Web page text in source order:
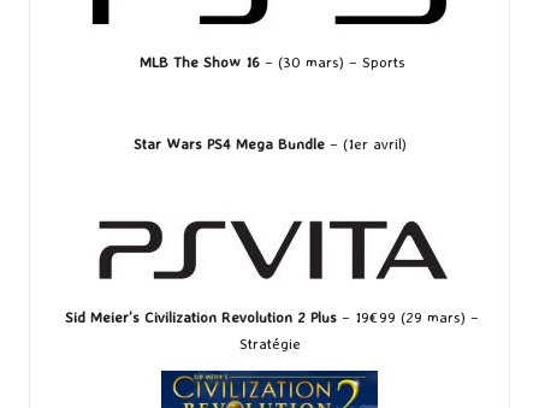
MLB The Show 16– (30 mars) – Sports
Star Wars PS4 Mega Bundle– (1er avril)
Sid Meier’s Civilization Revolution 2 Plus – 19€99 (29 mars) –
Stratégie